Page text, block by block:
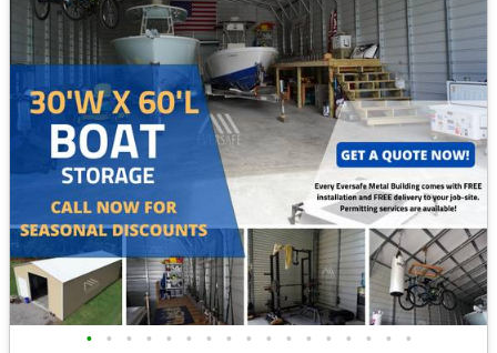
• • • • • • • • • • • • • • • • •